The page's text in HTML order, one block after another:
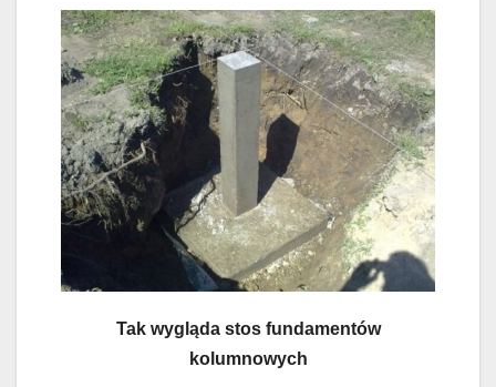
Tak wygląda stos fundamentów
kolumnowych